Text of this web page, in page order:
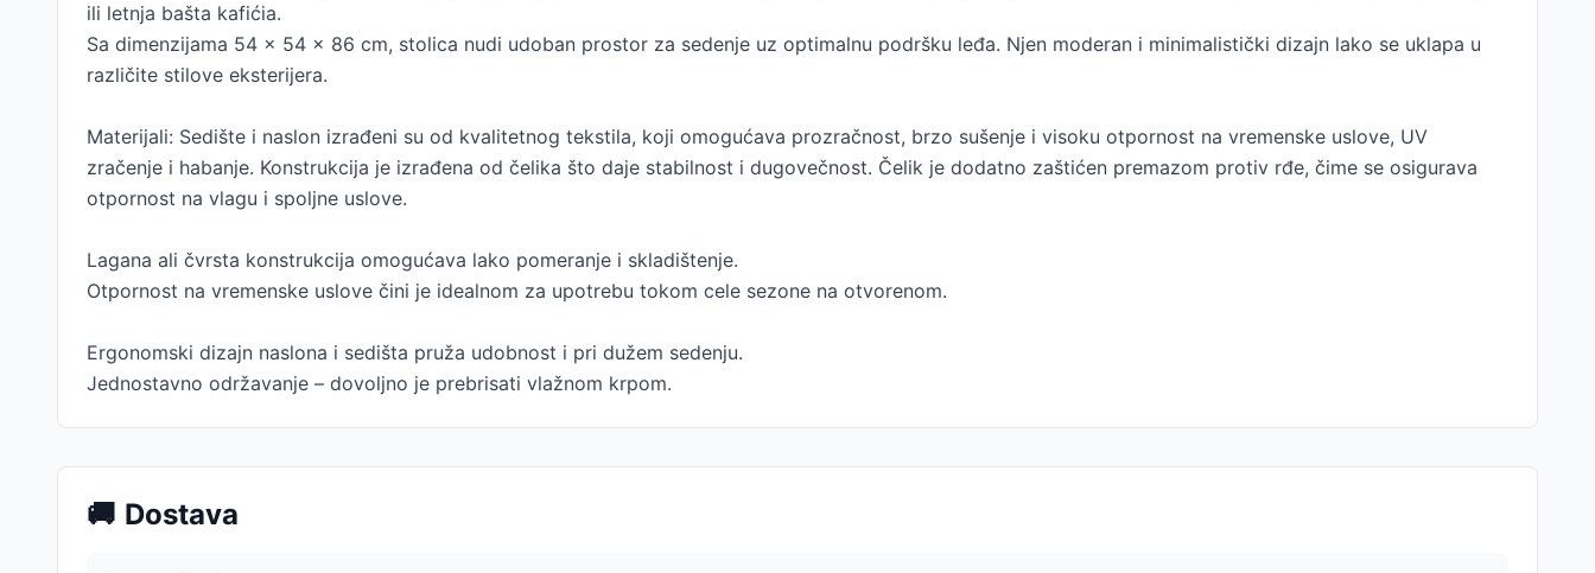
ili letnja bašta kafićia.
Sa dimenzijama 54 x 54 x 86 cm, stolica nudi udoban prostor za sedenje uz optimalnu podršku leđa. Njen moderan i minimalistički dizajn lako se uklapa u
različite stilove eksterijera.
Materijali: Sedište i naslon izrađeni su od kvalitetnog tekstila, koji omogućava prozračnost, brzo sušenje i visoku otpornost na vremenske uslove, UV
zračenje i habanje. Konstrukcija je izrađena od čelika što daje stabilnost i dugovečnost. Čelik je dodatno zaštićen premazom protiv rđe, čime se osigurava
otpornost na vlagu i spoljne uslove.
Lagana ali čvrsta konstrukcija omogućava lako pomeranje i skladištenje.
Otpornost na vremenske uslove čini je idealnom za upotrebu tokom cele sezone na otvorenom.
Ergonomski dizajn naslona i sedišta pruža udobnost i pri dužem sedenju.
Jednostavno održavanje – dovoljno je prebrisati vlažnom krpom.
🚚 Dostava